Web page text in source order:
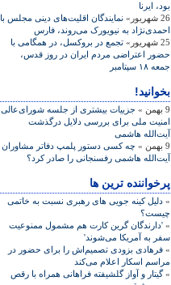
بود، ايرنا
26 شهریور»
نمايندگان اقليت‌های دينی مجلس با
احمدی‌نژاد به نيويورک می‌روند، فارس
25 شهریور»
تجمع در بروکسل، در همگامی با
حضور اعتراضی مردم ايران در روز قدس،
جمعه ۱۸ سپتامبر
بخوانید!
9 بهمن »
جزییات بیشتری از جلسه شورای‌عالی
امنیت ملی برای بررسی دلایل درگذشت
آیت‌الله هاشمی
9 بهمن »
چه کسی دستور پلمپ دفاتر مشاوران
آیت‌الله هاشمی رفسنجانی را صادر کرد؟
پرخواننده ترین ها
» دلیل کینه جویی های رهبری نسبت به خاتمی
چیست؟
» 'دارندگان گرین کارت هم مشمول ممنوعیت
سفر به آمریکا می‌شوند'
» فرهادی بزودی تصمیم‌اش را برای حضور در
مراسم اسکار اعلام می‌کند
»گیتار و آواز گلشیفته فراهانی همراه با رقص